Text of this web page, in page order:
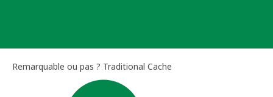
Remarquable ou pas ? Traditional Cache